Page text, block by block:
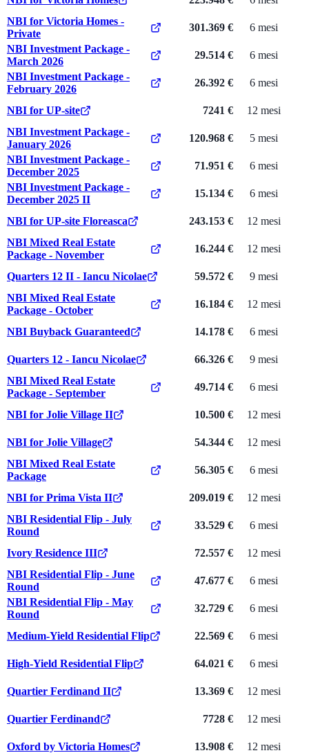
NBI for Victoria Homes -
Private
301.369 €
6 mesi
NBI Investment Package -
March 2026
29.514 €
6 mesi
NBI Investment Package -
February 2026
26.392 € 6 mesi
NBI for UP-site 7241 €
12 mesi
NBI Investment Package -
January 2026
120.968 €
5 mesi
NBI Investment Package -
December 2025
71.951 €
6 mesi
NBI Investment Package -
December 2025 II
15.134 € 6 mesi
NBI for UP-site Floreasca 243.153 €
12 mesi
NBI Mixed Real Estate
Package - November
16.244 € 12 mesi
Quarters 12 II - Iancu Nicolae 59.572 €
9 mesi
NBI Mixed Real Estate
Package - October
16.184 € 12 mesi
NBI Buyback Guaranteed 14.178 € 6 mesi
Quarters 12 - Iancu Nicolae 66.326 €
9 mesi
NBI Mixed Real Estate
Package - September
49.714 € 6 mesi
NBI for Jolie Village II 10.500 € 12 mesi
NBI for Jolie Village 54.344 €
12 mesi
NBI Mixed Real Estate
Package
56.305 € 6 mesi
NBI for Prima Vista II 209.019 €
12 mesi
NBI Residential Flip - July
Round
33.529 € 6 mesi
Ivory Residence III 72.557 €
12 mesi
NBI Residential Flip - June
Round
47.677 €
6 mesi
NBI Residential Flip - May
Round
32.729 € 6 mesi
Medium-Yield Residential Flip 22.569 € 6 mesi
High-Yield Residential Flip 64.021 € 6 mesi
Quartier Ferdinand II 13.369 € 12 mesi
Quartier Ferdinand 7728 € 12 mesi
Oxford by Victoria Homes 13.908 € 12 mesi